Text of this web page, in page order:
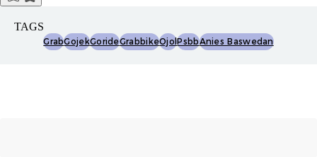
TAGS
GrabGojekGorideGrabbikeOjolPsbbAnies Baswedan